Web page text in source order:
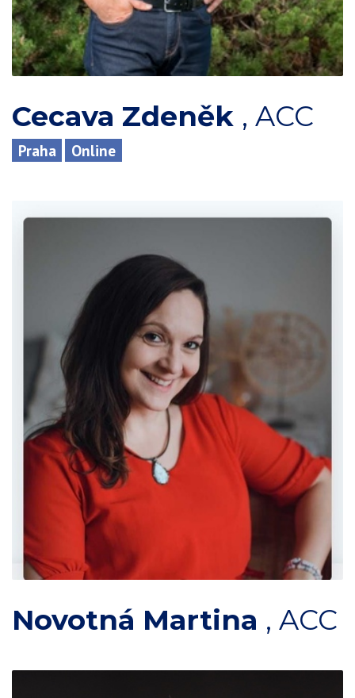
Cecava Zdeněk , ACC
Praha Online
Novotná Martina , ACC